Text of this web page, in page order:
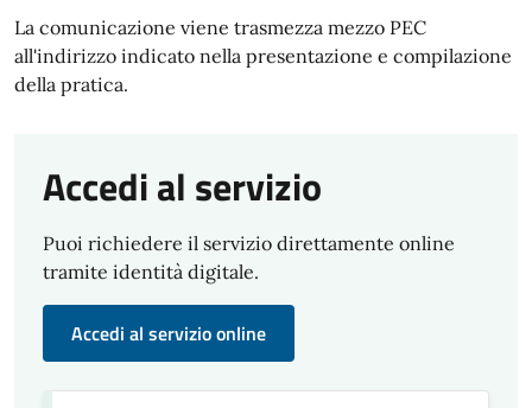
La comunicazione viene trasmezza mezzo PEC
all'indirizzo indicato nella presentazione e compilazione
della pratica.
Accedi al servizio
Puoi richiedere il servizio direttamente online
tramite identità digitale.
Accedi al servizio online